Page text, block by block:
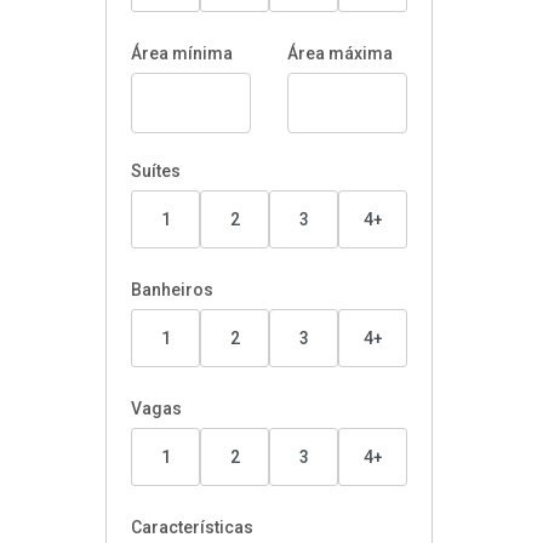
Área mínima Área máxima
Suítes
1 2 3 4+
Banheiros
1 2 3 4+
Vagas
1 2 3 4+
Características